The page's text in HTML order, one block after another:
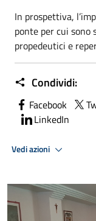
In prospettiva,
ponte per cui
propedeutici e
Condividi:
Facebook
LinkedIn
Vedi azioni